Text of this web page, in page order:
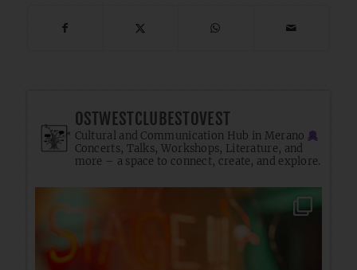
OSTWESTCLUBESTOVEST
Cultural and Communication Hub in Merano
Concerts, Talks, Workshops, Literature, and
more – a space to connect, create, and explore.